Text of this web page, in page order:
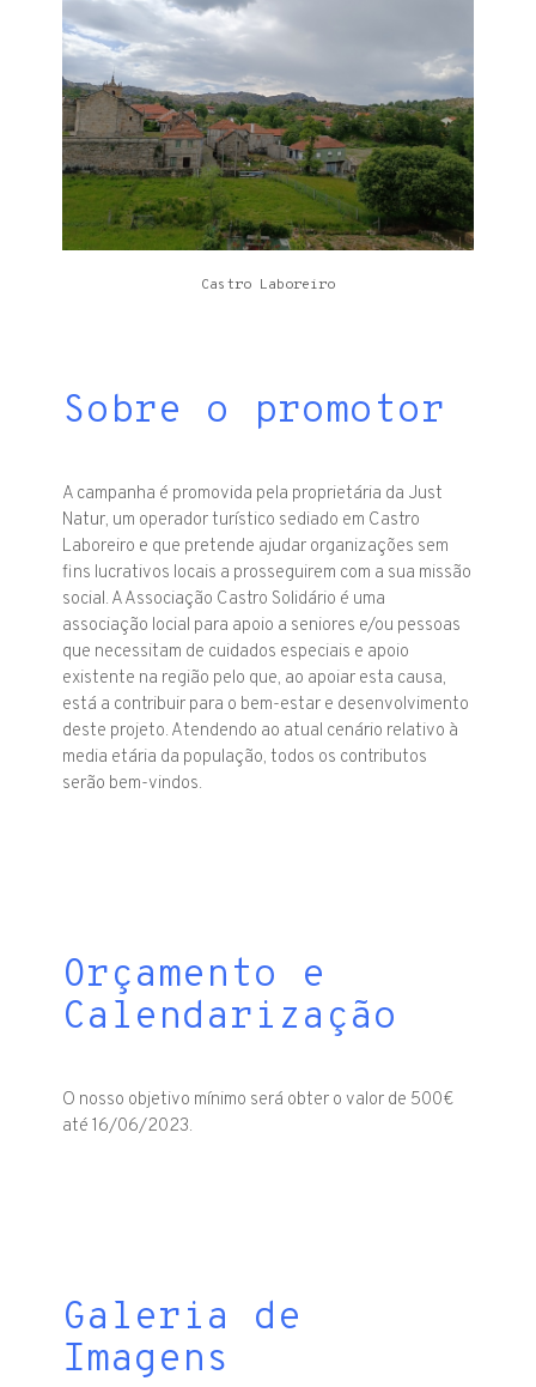
Castro Laboreiro
Sobre o promotor
A campanha é promovida pela proprietária da Just
Natur, um operador turístico sediado em Castro
Laboreiro e que pretende ajudar organizações sem
fins lucrativos locais a prosseguirem com a sua missão
social. A Associação Castro Solidário é uma
associação locial para apoio a seniores e/ou pessoas
que necessitam de cuidados especiais e apoio
existente na região pelo que, ao apoiar esta causa,
está a contribuir para o bem-estar e desenvolvimento
deste projeto. Atendendo ao atual cenário relativo à
media etária da população, todos os contributos
serão bem-vindos.
Orçamento e
Calendarização
O nosso objetivo mínimo será obter o valor de 500€
até 16/06/2023.
Galeria de
Imagens